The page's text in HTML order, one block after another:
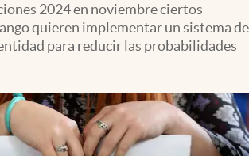
2024 en noviembre ciertos
quieren implementar un sistema de
para reducir las probabilidades